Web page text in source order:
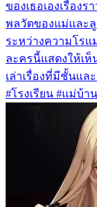
ของเธอเองเรื่อง
พลวัตของแม่และ
ระหว่างความโร
ละครนี้แสดงให้เห็
เล่าเรื่องที่มีชั้นแล
#โรงเรียน #แม่บ้า